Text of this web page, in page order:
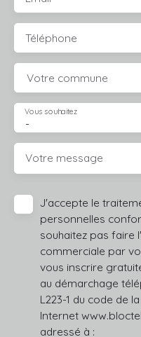
Téléphone
Votre commune
-
Vous souhaitez
Votre message
J'accepte le
personnelles
souhaitez pas
commerciale par
vous inscrire
au démarchage
L223-1 du code de
Internet
adressé à :